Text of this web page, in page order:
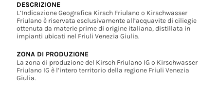
DESCRIZIONE
L’Indicazione Geografica Kirsch Friulano o Kirschwasser
Friulano è riservata esclusivamente all’acquavite di ciliegie
ottenuta da materie prime di origine italiana, distillata in
impianti ubicati nel Friuli Venezia Giulia.
ZONA DI PRODUZIONE
La zona di produzione del Kirsch Friulano IG o Kirschwasser
Friulano IG è l’intero territorio della regione Friuli Venezia
Giulia.